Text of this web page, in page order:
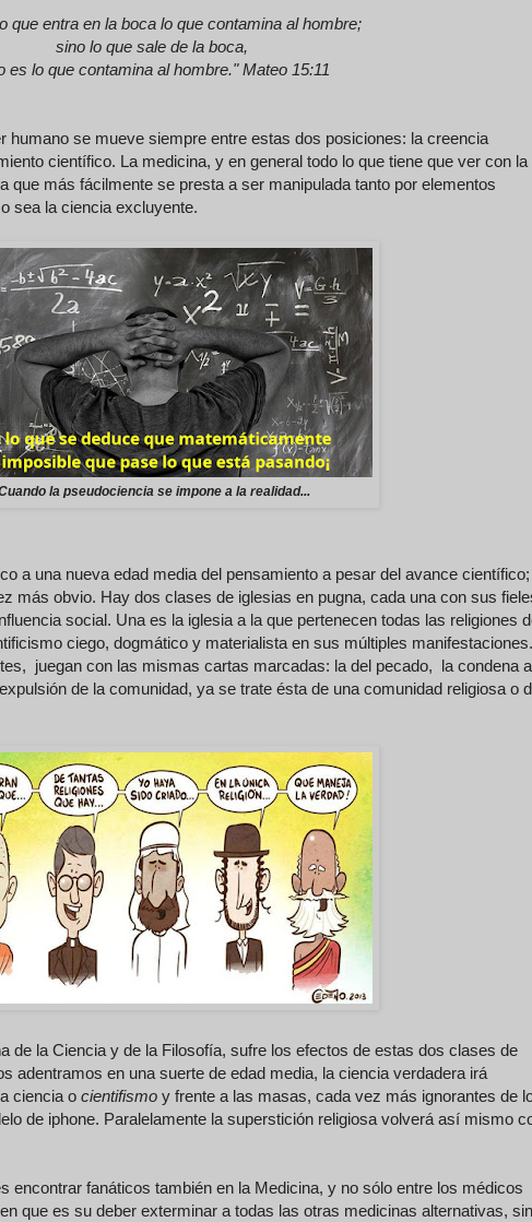
que entra en la boca lo que contamina al hombre;
sino lo que sale de la boca,
es lo que contamina al hombre." Mateo 15:11
humano se mueve siempre entre estas dos posiciones: la creencia
científico. La medicina, y en general todo lo que tiene que ver con la
que más fácilmente se presta a ser manipulada tanto por elementos
sea la ciencia excluyente.
la pseudociencia se impone a la realidad...
a una nueva edad media del pensamiento a pesar del avance
más obvio. Hay dos clases de iglesias en pugna, cada una con sus
social. Una es la iglesia a la que pertenecen todas las religiones
ciego, dogmático y materialista en sus múltiples
juegan con las mismas cartas marcadas: la del pecado, la condena
de la comunidad, ya se trate ésta de una comunidad religiosa o
de la Ciencia y de la Filosofía, sufre los efectos de estas dos clases de
adentramos en una suerte de edad media, la ciencia verdadera irá
ciencia o cientifismo y frente a las masas, cada vez más ignorantes de
de iphone. Paralelamente la superstición religiosa volverá así mismo
encontrar fanáticos también en la Medicina, y no sólo entre los médicos
que es su deber exterminar a todas las otras medicinas alternativas,